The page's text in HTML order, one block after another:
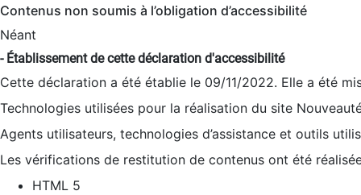
Contenus non soumis à l’obligation d’accessibilité
Néant
- Établissement de cette déclaration d'accessibilité
Cette déclaration a été établie le 09/11/2022. Elle a été
Technologies utilisées pour la réalisation du site
Agents utilisateurs, technologies d’assistance et outils
Les vérifications de restitution de contenus ont été
HTML 5